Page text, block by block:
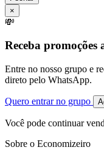
×
💸
Receba promoções
Entre no nosso grupo e
direto pelo WhatsApp.
Quero entrar no grupo
Você pode continuar
Sobre o Economizeiro